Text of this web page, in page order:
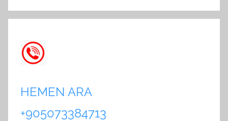
HEMEN ARA
+905073384713